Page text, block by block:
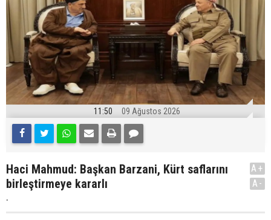
11:50 09 Ağustos 2026
Haci Mahmud: Başkan Barzani, Kürt saflarını
birleştirmeye kararlı
.
A+
A-